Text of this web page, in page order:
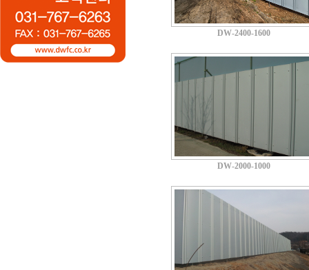
DW-2400-1600
DW-2000-1000